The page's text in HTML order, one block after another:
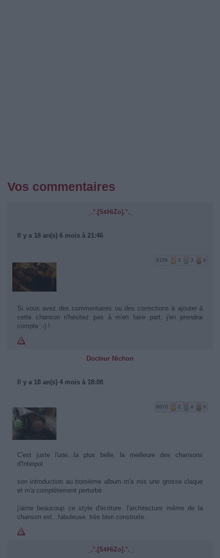
Vos commentaires
_.°.[S¢HiZo].°._
Il y a 18 an(s) 6 mois à 21:46
8156 3 3 6
Si vous avez des commentaires ou des corrections à ajouter à
cette chanson n'hésitez pas à m'en faire part, j'en prendrai
compte :-) !
Docteur Nichon
Il y a 18 an(s) 4 mois à 18:08
6670 2 4 6
C'est juste l'une...la plus belle, la meilleure des chansons
d'Interpol
son introduction au troisième album m'a mis une grosse claque
et m'a complètement perturbé
j'aime beaucoup ce style d'écriture. l'architecture même de la
chanson est...fabuleuse. très bien construite.
_.°.[S¢HiZo].°._